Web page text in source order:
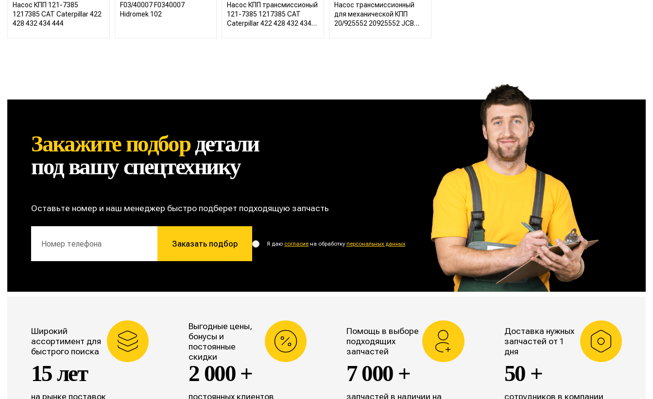
Насос КПП 121-7385
1217385 CAT Caterpillar 422
428 432 434 444
F03/40007 F0340007
Hidromek 102
Насос КПП трансмиссионый
121-7385 1217385 CAT
Caterpillar 422 428 432 434
Насос трансмиссионный
для механической КПП
20/925552 20925552 JCB
Закажите подбордетали
под вашу спецтехнику
Оставьте номер и наш менеджер быстро подберет подходящую запчасть
Заказать подбор Я даю согласие на обработкуперсональных данных
Широкий
ассортимент для
быстрого поиска
15 лет
на рынке поставок
Выгодные цены,
бонусы и
постоянные
скидки
2 000 +
постоянных клиентов
Помощь в выборе
подходящих
запчастей
7 000 +
запчастей в наличии на
Доставка нужных
запчастей от 1
дня
50 +
сотрудников в компании